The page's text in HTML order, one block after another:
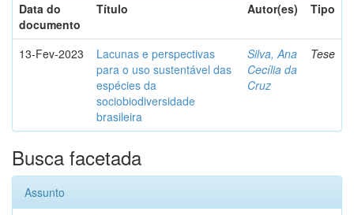
Data do
documento
Título Autor(es) Tipo
13-Fev-2023
Lacunas e perspectivas
para o uso sustentável das
espécies da
sociobiodiversidade
brasileira
Silva, Ana
Cecília da
Cruz
Tese
Busca facetada
Assunto